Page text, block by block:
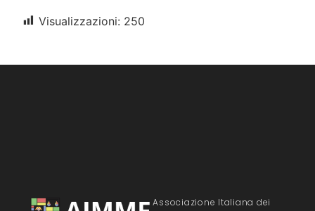
Visualizzazioni: 250
Associazione Italiana dei